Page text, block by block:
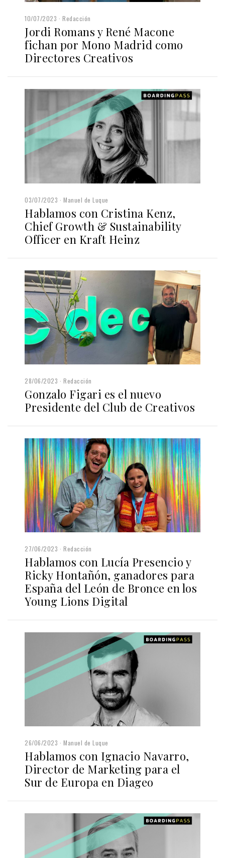
10/07/2023 Redacción
Jordi Romans y René Macone
fichan por Mono Madrid como
Directores Creativos
03/07/2023 Manuel de Luque
Hablamos con Cristina Kenz,
Chief Growth & Sustainability
Officer en Kraft Heinz
28/06/2023 Redacción
Gonzalo Figari es el nuevo
Presidente del Club de Creativos
27/06/2023 Redacción
Hablamos con Lucía Presencio y
Ricky Hontañón, ganadores para
España del León de Bronce en los
Young Lions Digital
26/06/2023 Manuel de Luque
Hablamos con Ignacio Navarro,
Director de Marketing para el
Sur de Europa en Diageo